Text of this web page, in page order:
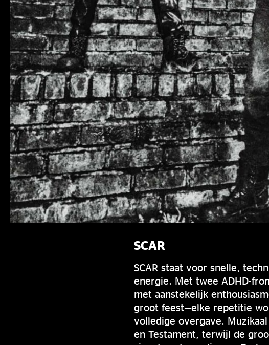
SCAR
SCAR staat voor snelle,
energie. Met twee ADHD-
met aanstekelijk
groot feest—elke repetitie
volledige overgave.
en Testament, terwijl de